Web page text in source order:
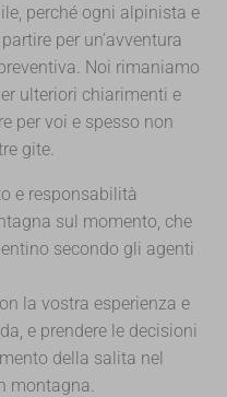
perché ogni alpinista e
per un’avventura
Noi rimaniamo
ulteriori chiarimenti e
per voi e spesso non
gite.
e responsabilità
sul momento, che
secondo gli agenti
la vostra esperienza e
e prendere le decisioni
della salita nel
montagna.